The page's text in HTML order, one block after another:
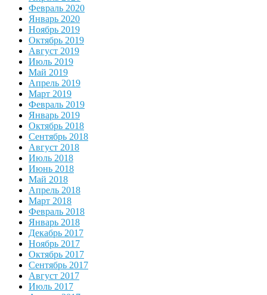
Февраль 2020
Январь 2020
Ноябрь 2019
Октябрь 2019
Август 2019
Июль 2019
Май 2019
Апрель 2019
Март 2019
Февраль 2019
Январь 2019
Октябрь 2018
Сентябрь 2018
Август 2018
Июль 2018
Июнь 2018
Май 2018
Апрель 2018
Март 2018
Февраль 2018
Январь 2018
Декабрь 2017
Ноябрь 2017
Октябрь 2017
Сентябрь 2017
Август 2017
Июль 2017